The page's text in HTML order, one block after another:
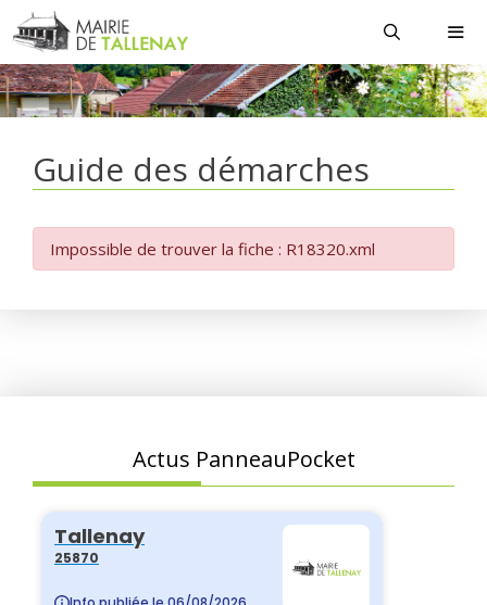
Aller
au
contenu
Guide des démarches
Impossible de trouver la fiche : R18320.xml
Actus PanneauPocket